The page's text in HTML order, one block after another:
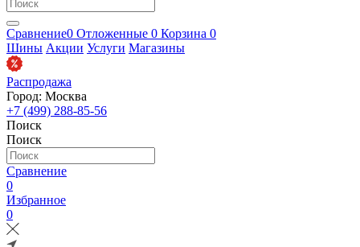
Сравнение0 Отложенные 0 Корзина 0
Шины Акции Услуги Магазины
Распродажа
Город: Москва
+7 (499) 288-85-56
Поиск
Поиск
Сравнение
0
Избранное
0